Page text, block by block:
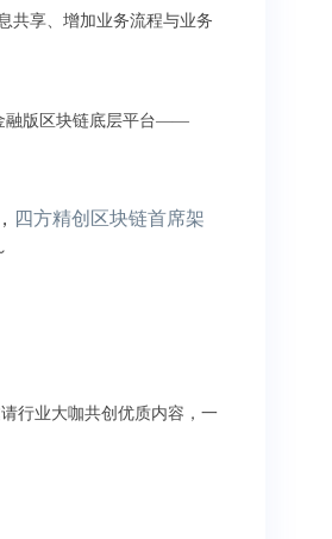
共享、增加业务流程与业务
融版区块链底层平台——
四方精创区块链首席架
行业大咖共创优质内容，一